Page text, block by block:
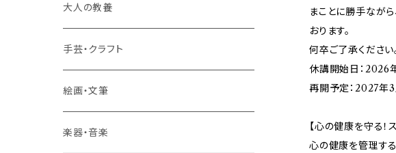
まことに勝手ながら
おります。
何卒ご了承ください
休講開始日：2026
再開予定：2027年
【心の健康を守る
心の健康を管理す
旅行業務取扱管理者講座
その他 旅行・流通
大人の教養
手芸・クラフト
絵画・文筆
楽器・音楽